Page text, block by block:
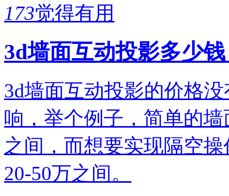
173觉得有用
3d墙面互动投影多少
3d墙面互动投影的价格
响，举个例子，简单的
之间，而想要实现隔空
20-50万之间。